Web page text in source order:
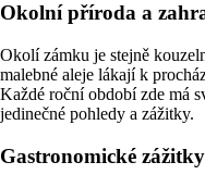
Okolní příroda a
Okolí zámku je stejně
malebné aleje lákají k
Každé roční období zde má
jedinečné pohledy a zážitky.
Gastronomické